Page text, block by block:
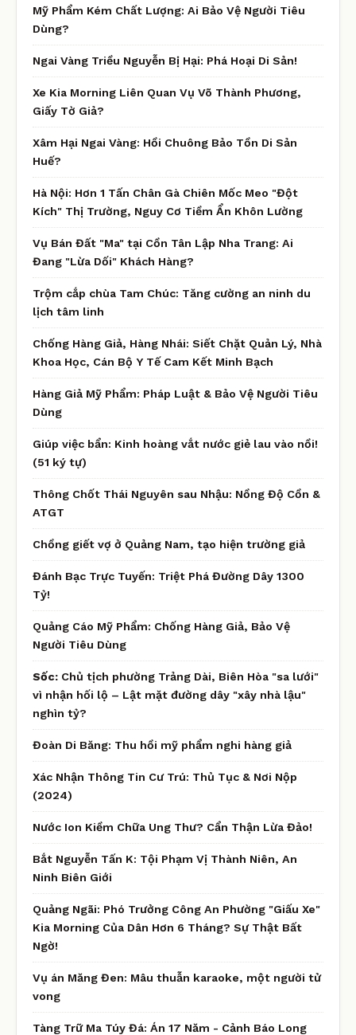
Mỹ Phẩm Kém Chất Lượng: Ai Bảo Vệ Người Tiêu
Dùng?
Ngai Vàng Triều Nguyễn Bị Hại: Phá Hoại Di Sản!
Xe Kia Morning Liên Quan Vụ Võ Thành Phương,
Giấy Tờ Giả?
Xâm Hại Ngai Vàng: Hồi Chuông Bảo Tồn Di Sản
Huế?
Hà Nội: Hơn 1 Tấn Chân Gà Chiên Mốc Meo "Đột
Kích" Thị Trường, Nguy Cơ Tiềm Ẩn Khôn Lường
Vụ Bán Đất "Ma" tại Cồn Tân Lập Nha Trang: Ai
Đang "Lừa Dối" Khách Hàng?
Trộm cắp chùa Tam Chúc: Tăng cường an ninh du
lịch tâm linh
Chống Hàng Giả, Hàng Nhái: Siết Chặt Quản Lý, Nhà
Khoa Học, Cán Bộ Y Tế Cam Kết Minh Bạch
Hàng Giả Mỹ Phẩm: Pháp Luật & Bảo Vệ Người Tiêu
Dùng
Giúp việc bẩn: Kinh hoàng vắt nước giẻ lau vào nồi!
(51 ký tự)
Thông Chốt Thái Nguyên sau Nhậu: Nồng Độ Cồn &
ATGT
Chồng giết vợ ở Quảng Nam, tạo hiện trường giả
Đánh Bạc Trực Tuyến: Triệt Phá Đường Dây 1300
Tỷ!
Quảng Cáo Mỹ Phẩm: Chống Hàng Giả, Bảo Vệ
Người Tiêu Dùng
Sốc: Chủ tịch phường Trảng Dài, Biên Hòa "sa lưới"
vì nhận hối lộ – Lật mặt đường dây "xây nhà lậu"
nghìn tỷ?
Đoàn Di Băng: Thu hồi mỹ phẩm nghi hàng giả
Xác Nhận Thông Tin Cư Trú: Thủ Tục & Nơi Nộp
(2024)
Nước Ion Kiềm Chữa Ung Thư? Cẩn Thận Lừa Đảo!
Bắt Nguyễn Tấn K: Tội Phạm Vị Thành Niên, An
Ninh Biên Giới
Quảng Ngãi: Phó Trưởng Công An Phường "Giấu Xe"
Kia Morning Của Dân Hơn 6 Tháng? Sự Thật Bất
Ngờ!
Vụ án Măng Đen: Mâu thuẫn karaoke, một người tử
vong
Tàng Trữ Ma Túy Đá: Án 17 Năm - Cảnh Báo Long